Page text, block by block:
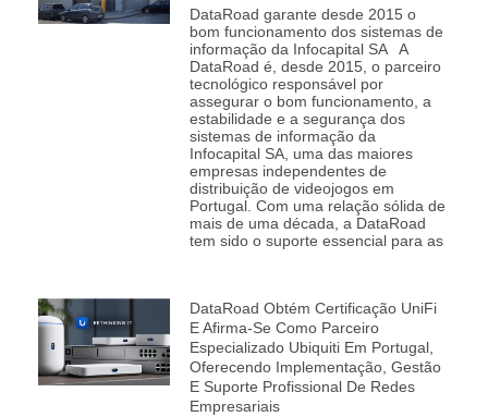
DataRoad garante desde 2015 o
bom funcionamento dos sistemas de
informação da Infocapital SA A
DataRoad é, desde 2015, o parceiro
tecnológico responsável por
assegurar o bom funcionamento, a
estabilidade e a segurança dos
sistemas de informação da
Infocapital SA, uma das maiores
empresas independentes de
distribuição de videojogos em
Portugal. Com uma relação sólida de
mais de uma década, a DataRoad
tem sido o suporte essencial para as
DataRoad Obtém Certificação UniFi
E Afirma-Se Como Parceiro
Especializado Ubiquiti Em Portugal,
Oferecendo Implementação, Gestão
E Suporte Profissional De Redes
Empresariais